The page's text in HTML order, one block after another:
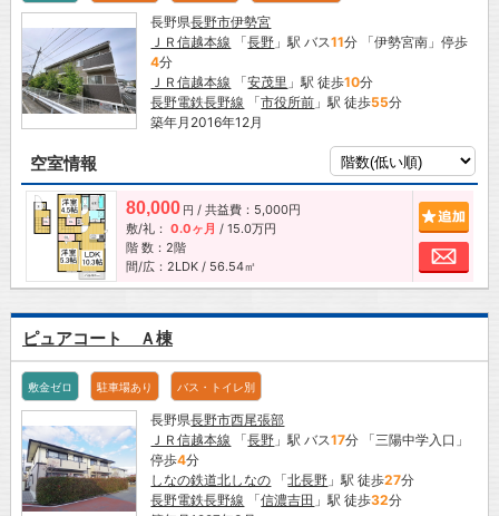
長野県長野市伊勢宮
ＪＲ信越本線 「長野 」駅 バス11分 「伊勢宮南」停歩
4分
ＪＲ信越本線 「安茂里 」駅 徒歩10分
長野電鉄長野線 「市役所前 」駅 徒歩55分
築年月2016年12月
空室情報
80,000 円 / 共益費：5,000円
敷/礼： 0.0ヶ月 / 15.0万円
階 数：2階
間/広：2LDK / 56.54㎡
お
ピュアコート Ａ棟
敷金ゼロ 駐車場あり バス・トイレ別
長野県長野市西尾張部
ＪＲ信越本線 「長野 」駅 バス17分 「三陽中学入口」
停歩4分
しなの鉄道北しなの 「北長野 」駅 徒歩27分
長野電鉄長野線 「信濃吉田 」駅 徒歩32分